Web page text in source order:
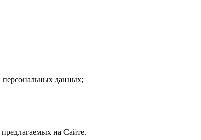
персональных данных;
на Сайте.